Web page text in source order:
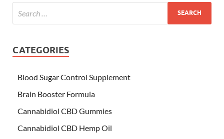
CATEGORIES
Blood Sugar Control Supplement
Brain Booster Formula
Cannabidiol CBD Gummies
Cannabidiol CBD Hemp Oil